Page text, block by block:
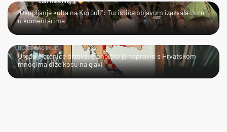
JAO…
"Okupljanje kulta na Korčuli": Turistica objavom izazvala buru
u komentarima
ULJEPŠAO IH JE
Uređuje granice država, a ono što je napravio s Hrvatskom
mnogima diže kosu na glavi